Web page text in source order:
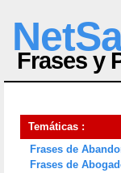
Frases y
Temáticas :
Frases de
Frases de